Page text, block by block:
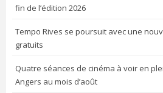
fin de l’édition 2026
Tempo Rives se poursuit avec une
gratuits
Quatre séances de cinéma à voir en
Angers au mois d’août